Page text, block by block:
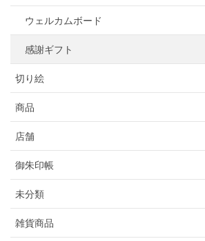
ウェルカムボード
感謝ギフト
切り絵
商品
店舗
御朱印帳
未分類
雑貨商品